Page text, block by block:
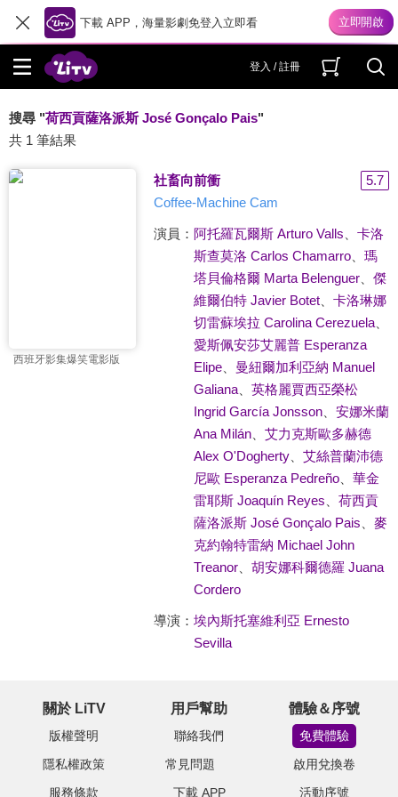
下載 APP，海量影劇免登入立即看
登入 / 註冊
搜尋 "荷西貢薩洛派斯 José Gonçalo Pais"
共 1 筆結果
西班牙影集爆笑電影版
社畜向前衝
5.7
Coffee-Machine Cam
演員： 阿托羅瓦爾斯 Arturo Valls
卡洛
斯查莫洛 Carlos Chamarro、 瑪
塔貝倫格爾 Marta Belenguer、 傑
維爾伯特 Javier Botet、 卡洛琳娜
切雷蘇埃拉 Carolina Cerezuela、
愛斯佩安莎艾麗普 Esperanza
Elipe、 曼紐爾加利亞納 Manuel
Galiana、 英格麗賈西亞榮松
Ingrid García Jonsson、 安娜米蘭
Ana Milán、 艾力克斯歐多赫德
Alex O'Dogherty、 艾絲普蘭沛德
尼歐 Esperanza Pedreño、 華金
雷耶斯 Joaquín Reyes
荷西貢
薩洛派斯 José Gonçalo Pais
麥
克約翰特雷納 Michael John
Treanor、 胡安娜科爾德羅 Juana
Cordero
導演： 埃內斯托塞維利亞 Ernesto
Sevilla
關於 LiTV
版權聲明
隱私權政策
服務條款
用戶幫助
聯絡我們
常見問題
下載 APP
體驗＆序號
免費體驗
啟用兌換卷
活動序號